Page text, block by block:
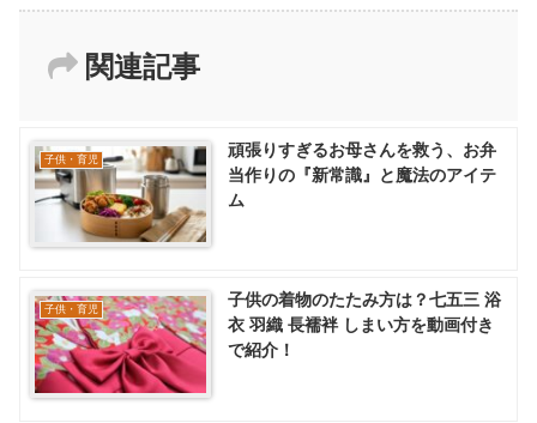
関連記事
子供・育児
頑張りすぎるお母さんを救う、お弁
当作りの『新常識』と魔法のアイテ
ム
子供・育児
子供の着物のたたみ方は？七五三 浴
衣 羽織 長襦袢 しまい方を動画付き
で紹介！